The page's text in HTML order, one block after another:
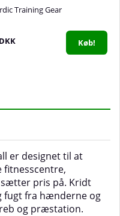
Training Gear
Køb!
er designet til at
fitnesscentre,
pris på. Kridt
fugt fra hænderne og
og præstation.